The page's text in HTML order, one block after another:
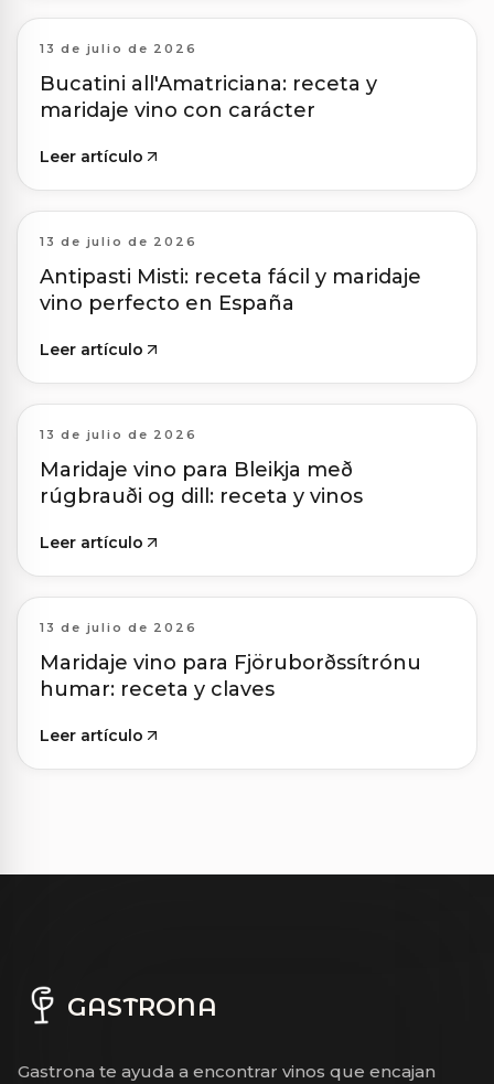
13 de julio de 2026
Bucatini all'Amatriciana: receta y
maridaje vino con carácter
Leer artículo
13 de julio de 2026
Antipasti Misti: receta fácil y maridaje
vino perfecto en España
Leer artículo
13 de julio de 2026
Maridaje vino para Bleikja með
rúgbrauði og dill: receta y vinos
Leer artículo
13 de julio de 2026
Maridaje vino para Fjöruborðssítrónu
humar: receta y claves
Leer artículo
GASTRONA
Gastrona te ayuda a encontrar vinos que encajan